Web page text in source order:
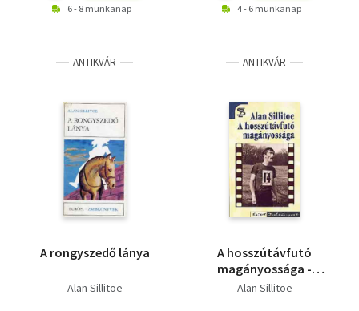
6 - 8 munkanap 4 - 6 munkanap
ANTIKVÁR
A rongyszedő lánya
Alan Sillitoe
ANTIKVÁR
A hosszútávfutó
magányossága -
Szombat este,
Alan Sillitoe